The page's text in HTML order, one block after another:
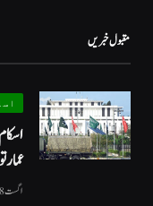
مقبول خبریں
اگست 8, 2026